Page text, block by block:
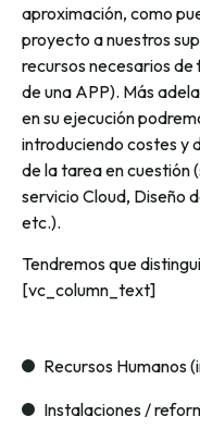
aproximación, como
proyecto a nuestros
recursos necesarios
de una APP). Más
en su ejecución
introduciendo costes y
de la tarea en cuestión
servicio Cloud, Diseño
etc.).
Tendremos que
[vc_column_text]
Recursos Humanos
Instalaciones /